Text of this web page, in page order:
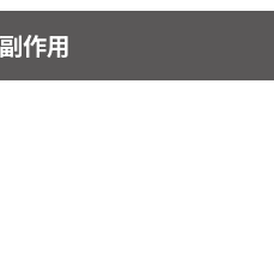
作用